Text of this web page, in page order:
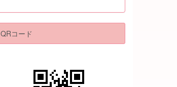
QRコード